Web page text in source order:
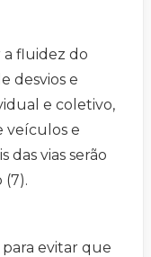
a fluidez do
desvios e
e coletivo,
veículos e
das vias serão
(7).
evitar que